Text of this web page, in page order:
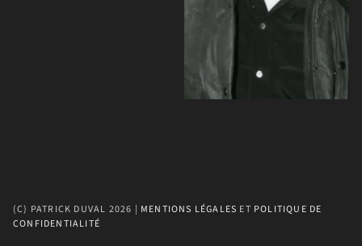
(C) PATRICK DUVAL 2026 | MENTIONS LÉGALES ET POLITIQUE DE
CONFIDENTIALITÉ